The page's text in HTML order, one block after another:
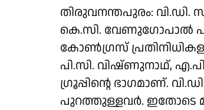
തിരുവനന്തപുരം: വി.ഡി.
കെ.സി. വേണുഗോപാൽ
കോൺഗ്രസ്
പി.സി. വിഷ്ണുനാഥ്,
ഗ്രൂപ്പിന്റെ ഭാഗമാണ്.
പുറത്തുള്ളവർ. ഇതോടെ